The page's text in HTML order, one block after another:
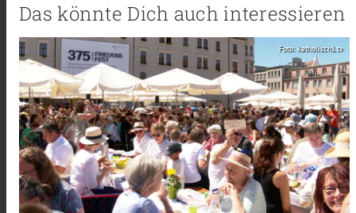
Das könnte Dich auch interessieren
Foto: katholisch1.tv